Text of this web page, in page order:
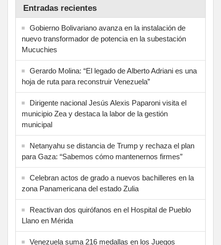
Entradas recientes
Gobierno Bolivariano avanza en la instalación de
nuevo transformador de potencia en la subestación
Mucuchies
Gerardo Molina: “El legado de Alberto Adriani es una
hoja de ruta para reconstruir Venezuela”
Dirigente nacional Jesús Alexis Paparoni visita el
municipio Zea y destaca la labor de la gestión
municipal
Netanyahu se distancia de Trump y rechaza el plan
para Gaza: “Sabemos cómo mantenernos firmes”
Celebran actos de grado a nuevos bachilleres en la
zona Panamericana del estado Zulia
Reactivan dos quirófanos en el Hospital de Pueblo
Llano en Mérida
Venezuela suma 216 medallas en los Juegos